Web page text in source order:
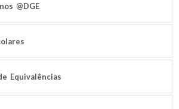
@DGE
Equivalências